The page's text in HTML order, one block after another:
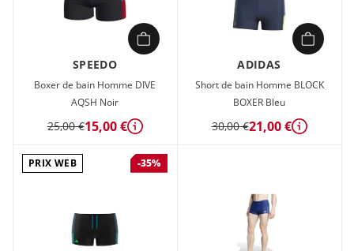
SPEEDO
Boxer de bain Homme DIVE
AQSH Noir
25,00 €15,00 € Détails
ADIDAS
Short de bain Homme BLOCK
BOXER Bleu
30,00 €21,00 € Détails
PRIX WEB -35%